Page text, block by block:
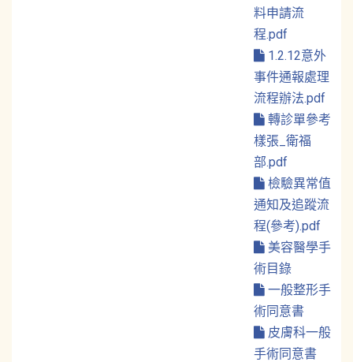
料申請流
程.pdf
1.2.12意外
事件通報處理
流程辦法.pdf
轉診單參考
樣張_衛福
部.pdf
檢驗異常值
通知及追蹤流
程(參考).pdf
美容醫學手
術目錄
一般整形手
術同意書
皮膚科一般
手術同意書